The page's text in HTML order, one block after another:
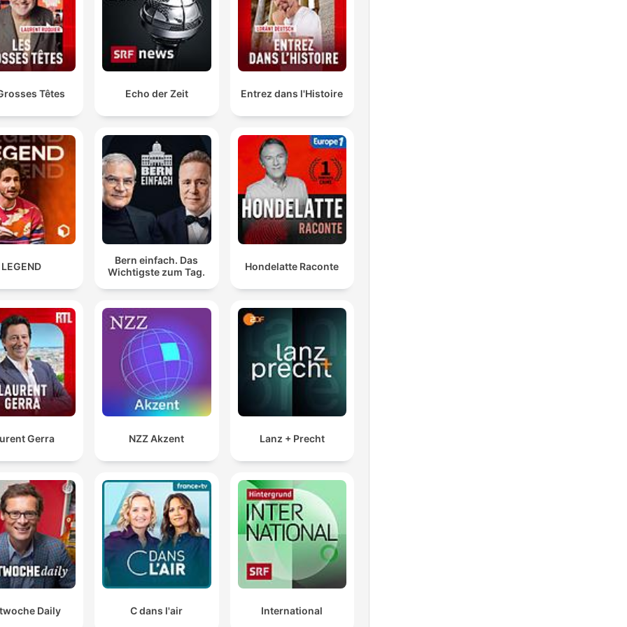
00:47:13 Justicia para niños inmigrantes en EE. UU.
00:48:31 La evolución del huachicol en México
Nuevas restricciones de Trump al turismo de
00:55:53 Detención del exgobernador de Guerrero
auf ein Kapitel, um direkt zu diesem Moment zu springen
se llama A Toxic Love Story una historia de amor tóxica
que está en Netflix y básicamente es un documental
hecho reales obviamente las personas que salen ahí son
00:02:58 · El locutor presenta un documental sobre una relación
conflictiva basada en hechos reales.
quiero recomendar un podcast. ¿Cómo se llama, hijo?
Desde el mero puré pero michoacán. Expediente a
mezcua.
00:19:54 · Un oyente llamado Juan Carlos recomienda un
podcast de temas paranormales desde Michoacán.
El robo de combustible en México pasó de las
de mini refinerías invisibles
00:49:47 · El locutor explica cómo el delito del huachicol se ha
sofisticado hacia procesos de refinación clandestina con
infraestructura compleja.
El orgasmo es la cereza del pastel. El orgasmo es parte
importante de la historia.
Têtes Echo der Zeit Entrez dans l'Histoire
LEGEND
Bern einfach. Das
Wichtigste zum Tag.
Hondelatte Raconte
Gerra NZZ Akzent Lanz + Precht
Daily C dans l'air International